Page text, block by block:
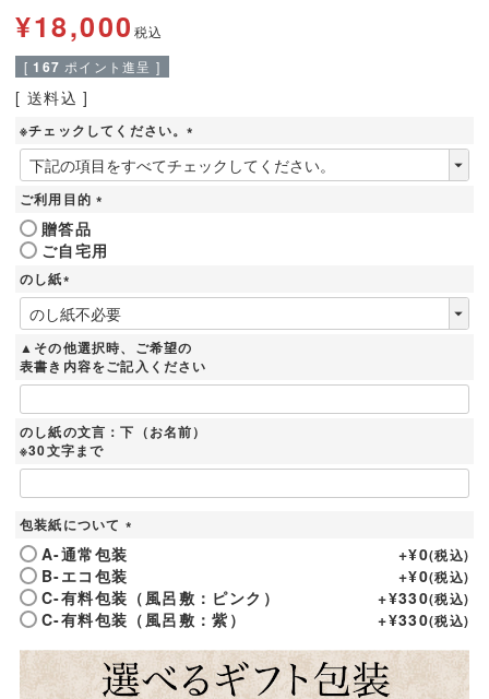
¥18,000 税込
[ 167 ポイント進呈 ]
送料込
※チェックしてください。
(
必
ご利用目的
必
須
贈答品
ご自宅用
のし紙
(
必
須
)
▲その他選択時、ご希望の
表書き内容をご記入ください
のし紙の文言：下（お名前）
※30文字まで
包装紙について
(
必
須
)
A-通常包装 +¥0 税込
B-エコ包装 +¥0 税込
C-有料包装（風呂敷：ピンク） +¥330 税込
C-有料包装（風呂敷：紫） +¥330 税込